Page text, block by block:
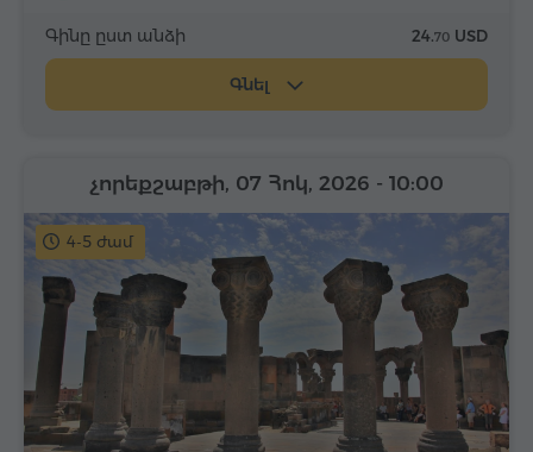
Գինը ըստ անձի 24.70 USD
Գնել
4-5 ժամ
չորեքշաբթի, 07 Հոկ, 2026 - 10:00